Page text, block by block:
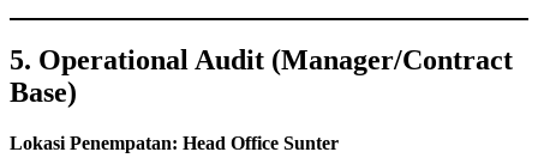
5. Operational Audit (Manager/Contract
Base)
Lokasi Penempatan: Head Office Sunter